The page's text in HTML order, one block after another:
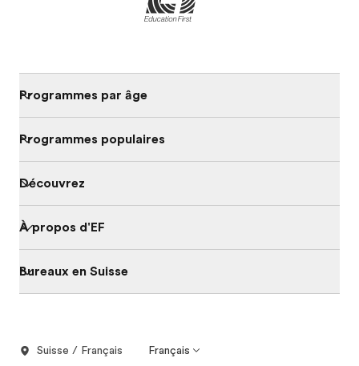
Programmes par âge
Programmes populaires
Découvrez
À propos d'EF
Bureaux en Suisse
Suisse / Français Français